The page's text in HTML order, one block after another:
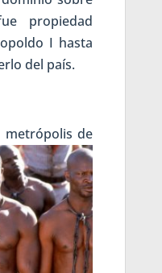
propiedad
I hasta
del país.
metrópolis de